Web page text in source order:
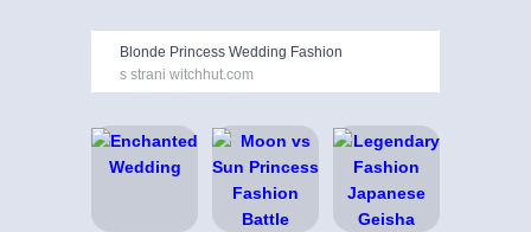
Blonde Princess Wedding Fashion
s strani witchhut.com